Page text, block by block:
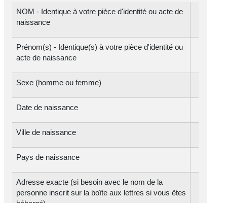
NOM - Identique à votre pièce d'identité ou acte de
naissance
Prénom(s) - Identique(s) à votre pièce d'identité ou
acte de naissance
Sexe (homme ou femme)
Date de naissance
Ville de naissance
Pays de naissance
Adresse exacte (si besoin avec le nom de la
personne inscrit sur la boîte aux lettres si vous êtes